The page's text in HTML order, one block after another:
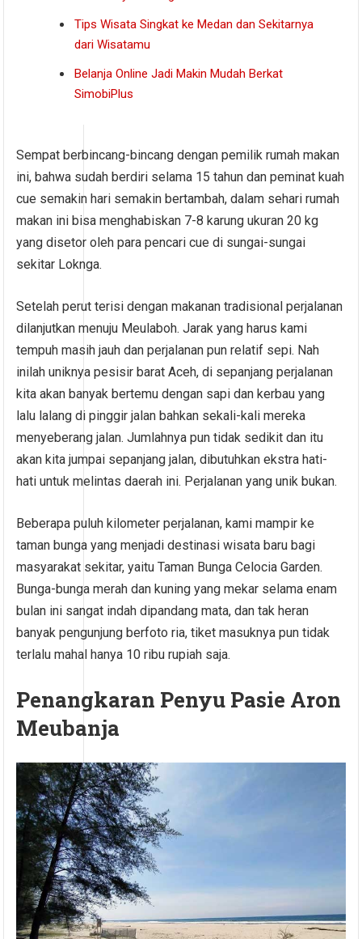
Tips Wisata Singkat ke Medan dan Sekitarnya
dari Wisatamu
Belanja Online Jadi Makin Mudah Berkat
SimobiPlus
Sempat berbincang-bincang dengan pemilik rumah makan
ini, bahwa sudah berdiri selama 15 tahun dan peminat kuah
cue semakin hari semakin bertambah, dalam sehari rumah
makan ini bisa menghabiskan 7-8 karung ukuran 20 kg
yang disetor oleh para pencari cue di sungai-sungai
sekitar Loknga.
Setelah perut terisi dengan makanan tradisional perjalanan
dilanjutkan menuju Meulaboh. Jarak yang harus kami
tempuh masih jauh dan perjalanan pun relatif sepi. Nah
inilah uniknya pesisir barat Aceh, di sepanjang perjalanan
kita akan banyak bertemu dengan sapi dan kerbau yang
lalu lalang di pinggir jalan bahkan sekali-kali mereka
menyeberang jalan. Jumlahnya pun tidak sedikit dan itu
akan kita jumpai sepanjang jalan, dibutuhkan ekstra hati-
hati untuk melintas daerah ini. Perjalanan yang unik bukan.
Beberapa puluh kilometer perjalanan, kami mampir ke
taman bunga yang menjadi destinasi wisata baru bagi
masyarakat sekitar, yaitu Taman Bunga Celocia Garden.
Bunga-bunga merah dan kuning yang mekar selama enam
bulan ini sangat indah dipandang mata, dan tak heran
banyak pengunjung berfoto ria, tiket masuknya pun tidak
terlalu mahal hanya 10 ribu rupiah saja.
Penangkaran Penyu Pasie Aron
Meubanja